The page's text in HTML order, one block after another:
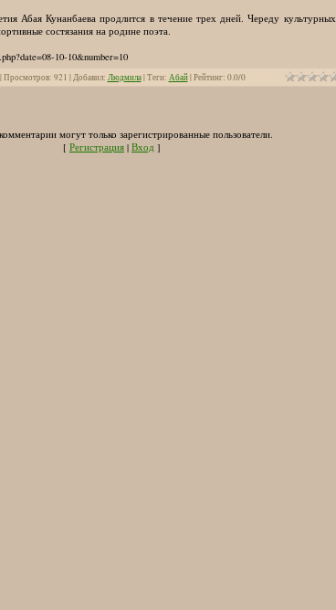
Абая Кунанбаева продлится в течение трех дней. Череду культурных
состязания на родине поэта.
10-10&number=10
Просмотров: 921 |Добавил: Людмила|Теги: Абай|Рейтинг: 0.0/0
могут только зарегистрированные пользователи.
[ Регистрация | Вход ]